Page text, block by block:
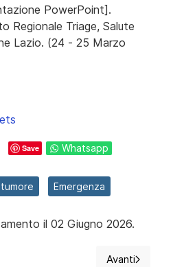
PowerPoint].
Regionale Triage, Salute
Lazio. (24 - 25 Marzo
Save Whatsapp
tumore Emergenza
il 02 Giugno 2026.
Avanti